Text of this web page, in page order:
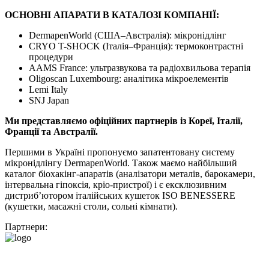
ОСНОВНІ АПАРАТИ В КАТАЛОЗІ КОМПАНІЇ:
DermapenWorld (США–Австралія): мікронідлінг
CRYO T-SHOCK (Італія–Франція): термоконтрастні
процедури
AAMS France: ультразвукова та радіохвильова терапія
Oligoscan Luxembourg: аналітика мікроелементів
Lemi Italy
SNJ Japan
Ми представляємо офіційних партнерів із Кореї, Італії,
Франції та Австралії.
Першими в Україні пропонуємо запатентовану систему
мікронідлінгу DermapenWorld. Також маємо найбільший
каталог біохакінг-апаратів (аналізатори металів, барокамери,
інтервальна гіпоксія, кріо-пристрої) і є ексклюзивним
дистриб’ютором італійських кушеток ISO BENESSERE
(кушетки, масажні столи, сольні кімнати).
Партнери: